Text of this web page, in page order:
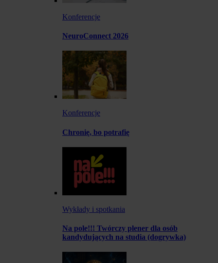
Konferencje
NeuroConnect 2026
Konferencje
Chronię, bo potrafię
Wykłady i spotkania
Na pole!!! Twórczy plener dla osób
kandydujących na studia (dogrywka)